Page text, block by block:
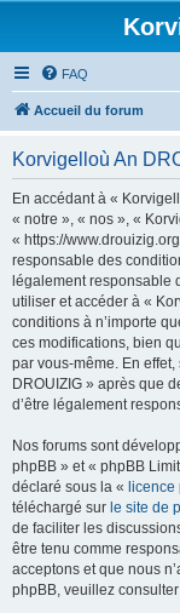
FAQ
Accueil du forum
Korvigelloù An
En accédant à «
« notre », « nos », «
« https://
responsable des
légalement responsable
utiliser et accéder à «
conditions à n’importe
ces modifications, bien
par vous-même. En
DROUIZIG » après que
d’être légalement
Nos forums sont
phpBB » et « phpBB
déclaré sous la «
téléchargé sur le site de
de faciliter les
être tenu comme
acceptons et que nous
phpBB, veuillez consulter